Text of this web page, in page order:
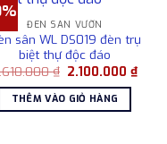
ĐÈN SÂN VƯỜN
sân WL DS019 đèn trụ
biệt thự độc đáo
₫ Giá
là:
2.610.000 ₫.
2.100.000₫Giá
hiện
THÊM VÀO GIỎ HÀNG